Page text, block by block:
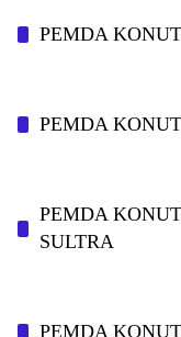
PEMDA
PEMDA
PEMDA
SULTRA
PEMDA